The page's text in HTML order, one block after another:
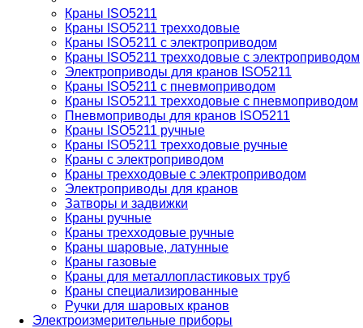
Краны ISO5211
Краны ISO5211 трехходовые
Краны ISO5211 с электроприводом
Краны ISO5211 трехходовые с электроприводом
Электроприводы для кранов ISO5211
Краны ISO5211 с пневмоприводом
Краны ISO5211 трехходовые с пневмоприводом
Пневмоприводы для кранов ISO5211
Краны ISO5211 ручные
Краны ISO5211 трехходовые ручные
Краны с электроприводом
Краны трехходовые с электроприводом
Электроприводы для кранов
Затворы и задвижки
Краны ручные
Краны трехходовые ручные
Краны шаровые, латунные
Краны газовые
Краны для металлопластиковых труб
Краны специализированные
Ручки для шаровых кранов
Электроизмерительные приборы